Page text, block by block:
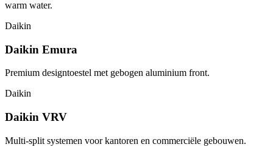
warm water.
Daikin
Daikin Emura
Premium designtoestel met gebogen aluminium front.
Daikin
Daikin VRV
Multi-split systemen voor kantoren en commerciële gebouwen.